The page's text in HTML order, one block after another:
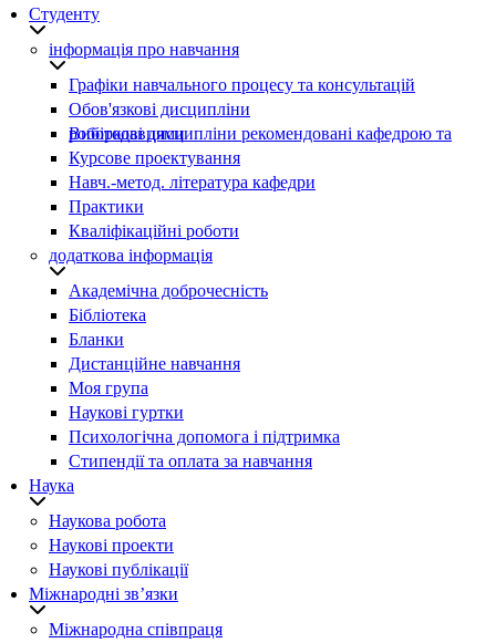
Студенту
інформація про навчання
Графіки навчального процесу та консультацій
Обов'язкові дисципліни
Вибіркові дисципліни рекомендовані кафедрою та роботодавцями
Курсове проектування
Навч.-метод. література кафедри
Практики
Кваліфікаційні роботи
додаткова інформація
Академічна доброчесність
Бібліотека
Бланки
Дистанційне навчання
Моя група
Наукові гуртки
Психологічна допомога і підтримка
Стипендії та оплата за навчання
Наука
Наукова робота
Наукові проекти
Наукові публікації
Міжнародні зв’язки
Міжнародна співпраця